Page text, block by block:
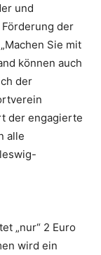
und
der
Sie mit
können auch
der
der engagierte
alle
„nur“ 2 Euro
wird ein